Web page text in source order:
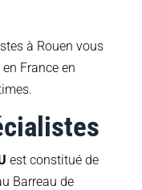
à Rouen vous
France en
est constitué de
Barreau de